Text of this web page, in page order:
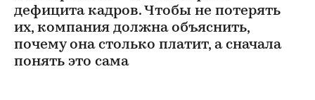
дефицита кадров. Чтобы не потерять
их, компания должна объяснить,
почему она столько платит, а сначала
понять это сама